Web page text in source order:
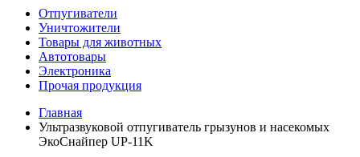
Отпугиватели
Уничтожители
Товары для животных
Автотовары
Электроника
Прочая продукция
Главная
Ультразвуковой отпугиватель грызунов и насекомых
ЭкоСнайпер UP-11K